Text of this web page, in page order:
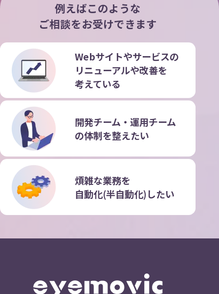
例えばこのような
ご相談をお受けできます
Webサイトやサービスの
リニューアルや改善を
考えている
開発チーム・運用チーム
の体制を整えたい
煩雑な業務を
自動化(半自動化)したい